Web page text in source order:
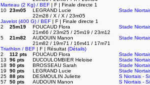
Marteau (2 Kg) / BEF | F | Finale directe 1
10 23m05 LEGRAND Lucie
Stade
22m28 / X / X / 23m05
Javelot (400 G) / BEF | F | Finale directe 1
2
25m19 FOUCAUD Flora
Stade
21m66 / 23m25 / 25m19 / 23m12
5
21m82 AUDOUIN Manon
Stade
21m82 / 19m71 / 16m41 / 17m71
Triathlon / BEF | F | Résultat (Détails)
2
112 pts FOUCAUD Flora
Stade
13
96 pts DUCOULOMBIER Heloise
Stade
18
90 pts BROSSEAU Sarah
Stade
19
90 pts LEGRAND Lucie
Stade
25 88 pts DESMOULIN Juliette
S Niortais -
57
50 pts AUDOUIN Manon S Niortais -